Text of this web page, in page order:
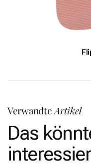
VerwandteArtikel
Das